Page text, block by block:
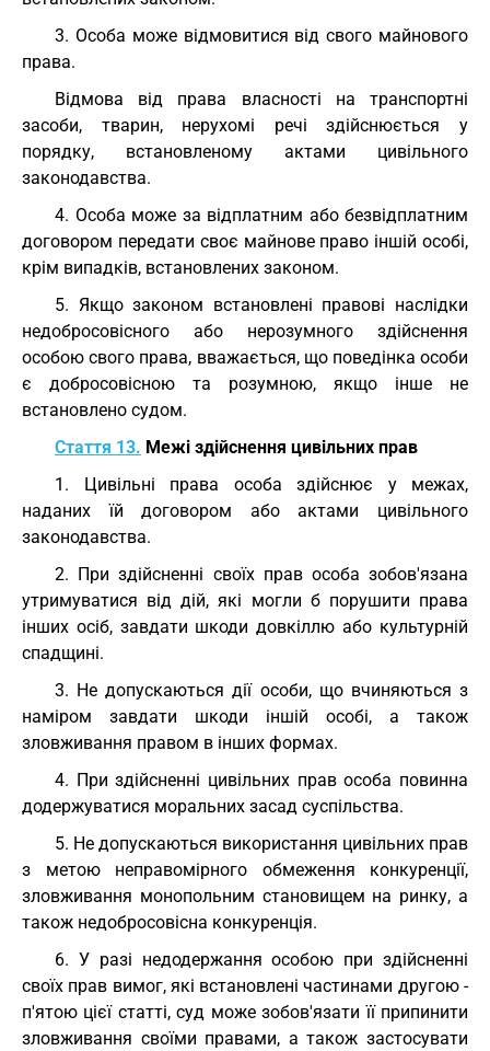
3. Особа може відмовитися від свого майнового
права.
Відмова від права власності на транспортні
засоби, тварин, нерухомі речі здійснюється у
порядку, встановленому актами цивільного
законодавства.
4. Особа може за відплатним або безвідплатним
договором передати своє майнове право іншій особі,
крім випадків, встановлених законом.
5. Якщо законом встановлені правові наслідки
недобросовісного або нерозумного здійснення
особою свого права, вважається, що поведінка особи
є добросовісною та розумною, якщо інше не
встановлено судом.
Стаття 13. Межі здійснення цивільних прав
1. Цивільні права особа здійснює у межах,
наданих їй договором або актами цивільного
законодавства.
2. При здійсненні своїх прав особа зобов'язана
утримуватися від дій, які могли б порушити права
інших осіб, завдати шкоди довкіллю або культурній
спадщині.
3. Не допускаються дії особи, що вчиняються з
наміром завдати шкоди іншій особі, а також
зловживання правом в інших формах.
4. При здійсненні цивільних прав особа повинна
додержуватися моральних засад суспільства.
5. Не допускаються використання цивільних прав
з метою неправомірного обмеження конкуренції,
зловживання монопольним становищем на ринку, а
також недобросовісна конкуренція.
6. У разі недодержання особою при здійсненні
своїх прав вимог, які встановлені частинами другою -
п'ятою цієї статті, суд може зобов'язати її припинити
зловживання своїми правами, а також застосувати